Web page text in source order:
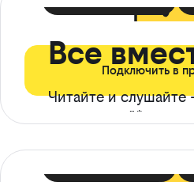
Все
Читайте и слушайте
ограничений*
Подключить в